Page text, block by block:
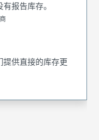
报告库存。
供直接的库存更